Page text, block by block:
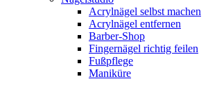
Acrylnägel selbst machen
Acrylnägel entfernen
Barber-Shop
Fingernägel richtig feilen
Fußpflege
Maniküre